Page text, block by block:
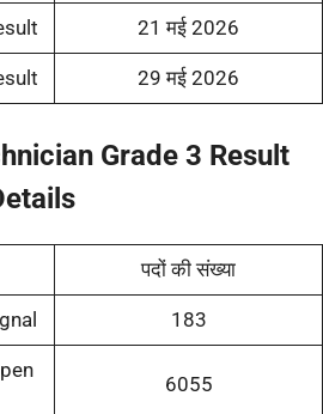
21 मई 2026
29 मई 2026
Grade 3 Result
पदों की संख्या
183
6055